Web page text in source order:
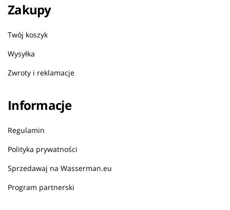
Zakupy
Twój koszyk
Wysyłka
Zwroty i reklamacje
Informacje
Regulamin
Polityka prywatności
Sprzedawaj na Wasserman.eu
Program partnerski